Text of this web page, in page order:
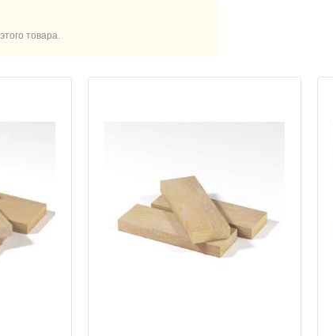
товара.